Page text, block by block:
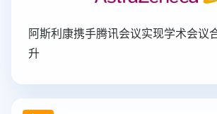
阿斯利康携手腾讯会议实现学术会议
升